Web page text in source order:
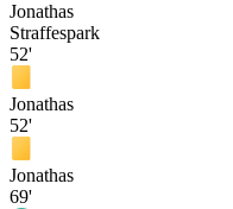
Jonathas
Straffespark
52'
Jonathas
52'
Jonathas
69'